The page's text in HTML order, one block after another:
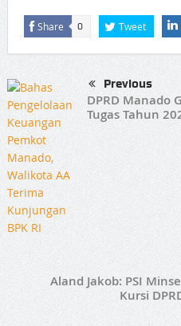
Share 0 Tweet
Previous
DPRD Manado
Tugas Tahun
Aland Jakob: PSI
Kursi